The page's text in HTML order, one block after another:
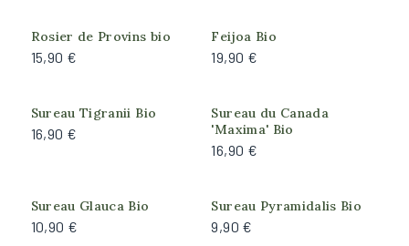
Sureau
Viorne
Feuillage
Semi-persistant
Rosier de Provins bio
15,90 €
Feijoa Bio
19,90 €
Sureau Tigranii Bio
16,90 €
Sureau du Canada
'Maxima' Bio
16,90 €
Sureau Glauca Bio
10,90 €
Sureau Pyramidalis Bio
9,90 €